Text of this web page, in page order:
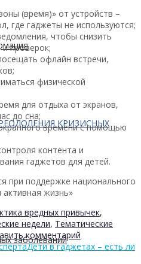
КРИЗИСНЫХ
заболеваний
(время)» от устройств –
где гаджеты не используются;
чтобы снизить
проверок;
офлайн встречи,
физической
для отдыха от экранов,
до сна;
времени с помощью
контента и
гаджетов для детей.
при поддержке национального
жизнь»
вредных привычек,
недели, Тематические
комментарий
Дети в гаджетах – есть ли